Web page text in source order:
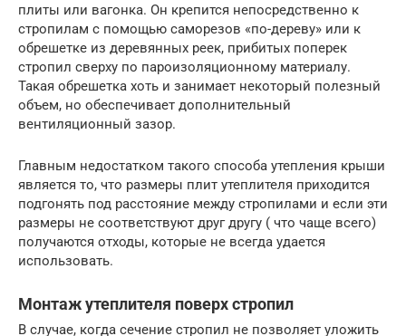
плиты или вагонка. Он крепится непосредственно к
стропилам с помощью саморезов «по-дереву» или к
обрешетке из деревянных реек, прибитых поперек
стропил сверху по пароизоляционному материалу.
Такая обрешетка хоть и занимает некоторый полезный
объем, но обеспечивает дополнительный
вентиляционный зазор.
Главным недостатком такого способа утепления крыши
является то, что размеры плит утеплителя приходится
подгонять под расстояние между стропилами и если эти
размеры не соответствуют друг другу ( что чаще всего)
получаются отходы, которые не всегда удается
использовать.
Монтаж утеплителя поверх стропил
В случае, когда сечение стропил не позволяет уложить